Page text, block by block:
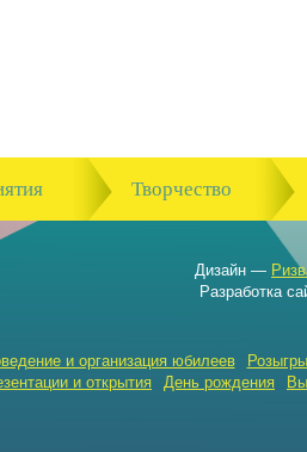
Творчество
Дизайн —
Разработка
и организация юбилеев
и открытия День рождения